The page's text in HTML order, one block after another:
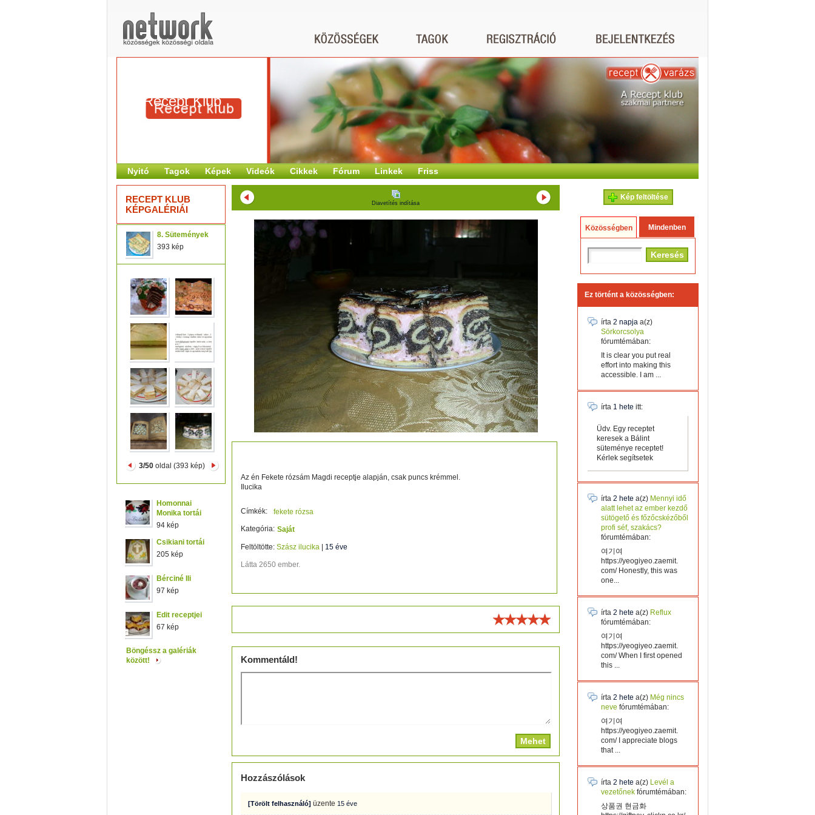
Recept Klub
Nyitó Tagok Képek Videók Cikkek Fórum Linkek Friss
RECEPT KLUB
KÉPGALÉRIÁI
8. Sütemények
393 kép
3/50oldal (393 kép)
Homonnai
Monika tortái
94 kép
Csikiani tortái
205 kép
Bérciné Ili
97 kép
Edit receptjei
67 kép
Böngéssz a galériák
között!
Diavetítés indítása
Az én Fekete rózsám Magdi receptje alapján, csak puncs krémmel.
Ilucika
Címkék:
fekete rózsa
Kategória: Saját
Feltöltötte: Szász ilucika 15 éve
Látta 2650 ember.
Kommentáld!
Hozzászólások
[Törölt felhasználó] üzente 15 éve
Kép feltöltése
Közösségben Mindenben
Ez történt a közösségben:
írta 2 napja a(z)
Sörkorcsolya
fórumtémában:
It is clear you put real
effort into making this
accessible. I am ...
írta 1 hete itt:
Üdv. Egy receptet
keresek a Bálint
süteménye receptet!
Kérlek segítsetek
írta 2 hete a(z) Mennyi idő
alatt lehet az ember kezdő
sütögető és főzőcskézőből
profi séf, szakács?
fórumtémában:
여기여
https://yeogiyeo.zaemit.
com/ Honestly, this was
one...
írta 2 hete a(z) Reflux
fórumtémában:
여기여
https://yeogiyeo.zaemit.
com/ When I first opened
this ...
írta 2 hete a(z) Még nincs
neve fórumtémában:
여기여
https://yeogiyeo.zaemit.
com/ I appreciate blogs
that ...
írta 2 hete a(z) Levél a
vezetőnek fórumtémában:
상품권 현금화